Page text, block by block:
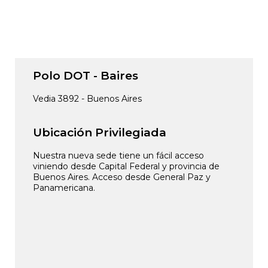
Polo DOT - Baires
Vedia 3892 - Buenos Aires
Ubicación Privilegiada
Nuestra nueva sede tiene un fácil acceso
viniendo desde Capital Federal y provincia de
Buenos Aires. Acceso desde General Paz y
Panamericana.